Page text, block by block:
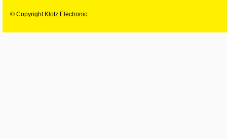
© Copyright Klotz Electronic.